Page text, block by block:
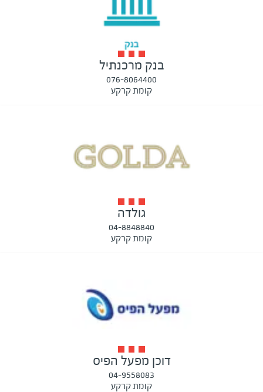
בנק מרכנתיל
076-8064400
קומת קרקע
גולדה
04-8848840
קומת קרקע
דוכן מפעל הפיס
04-9558083
קומת קרקע